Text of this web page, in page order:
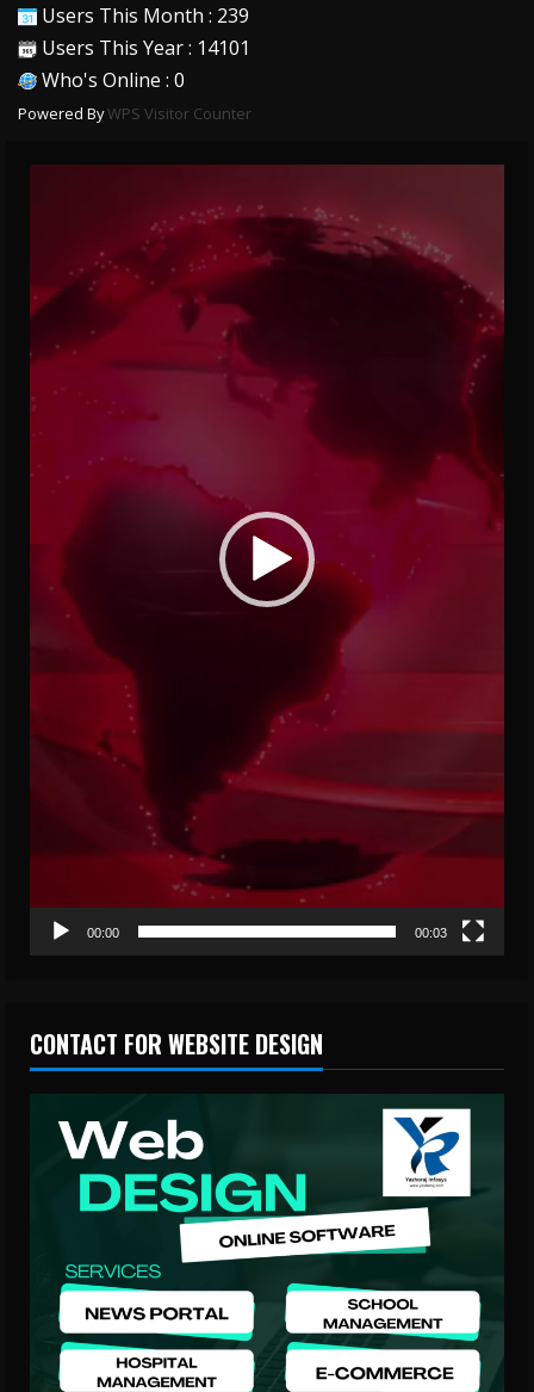
Users This Month : 239
Users This Year : 14101
Who's Online : 0
Powered ByWPS Visitor Counter
00:00 00:03
CONTACT FOR WEBSITE DESIGN